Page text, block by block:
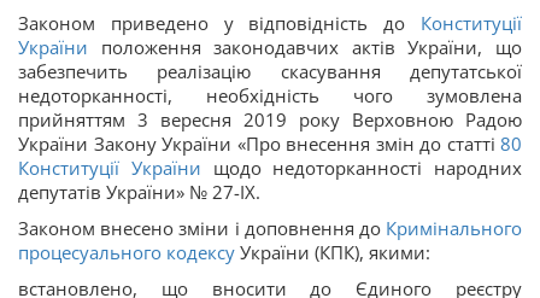
Законом приведено у відповідність до Конституції
України положення законодавчих актів України, що
забезпечить реалізацію скасування депутатської
недоторканності, необхідність чого зумовлена
прийняттям 3 вересня 2019 року Верховною Радою
України Закону України «Про внесення змін до статті 80
Конституції України щодо недоторканності народних
депутатів України» № 27-ІХ.
Законом внесено зміни і доповнення до Кримінального
процесуального кодексу України (КПК), якими:
встановлено, що вносити до Єдиного реєстру